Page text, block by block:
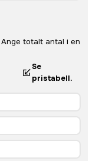
totalt antal i en
Se
pristabell.